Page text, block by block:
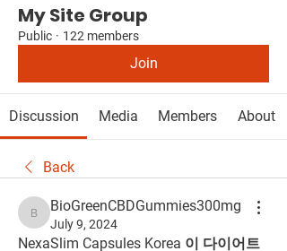
My Site Group
Public · 122 members
Join
Discussion Media Members About
Back
BioGreenCBDGummies300mg
BioGreenCBDGummies300mg
July 9, 2024
NexaSlim Capsules Korea 이 다이어트